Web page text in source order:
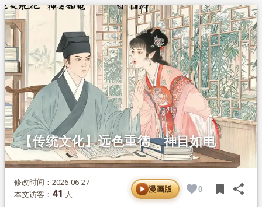
1.摘要
2.正文
【传统文化】远色重德 神目如电
修改时间：2026-06-27
本文访客： 41 人
漫画版 0 bookmark share